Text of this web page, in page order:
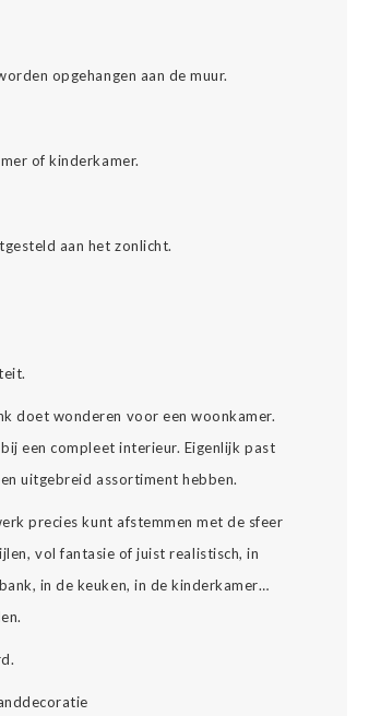
opgehangen aan de muur.
of kinderkamer.
aan het zonlicht.
doet wonderen voor een woonkamer.
een compleet interieur. Eigenlijk past
uitgebreid assortiment hebben.
precies kunt afstemmen met de sfeer
vol fantasie of juist realistisch, in
in de keuken, in de kinderkamer…